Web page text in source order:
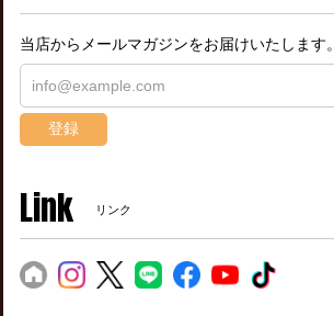
当店からメールマガジンをお届けいたします。
登録
Link リンク